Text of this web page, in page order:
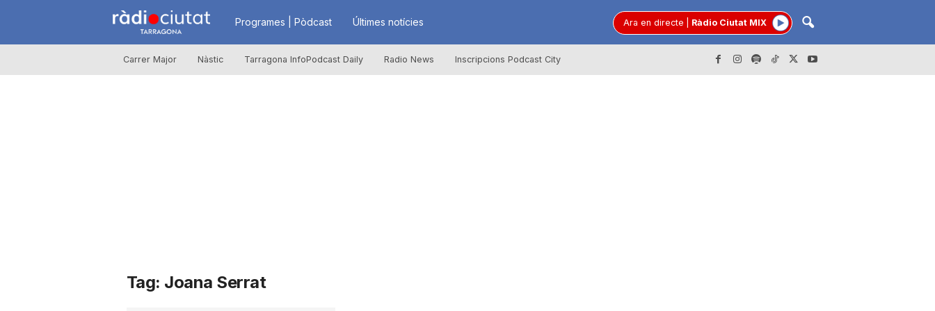
R
à
i
Programes | Pòdcast Últimes notícies Ara en directe Ràdio Ciutat MIX
Carrer Major Nàstic Tarragona InfoPodcast Daily Radio News Inscripcions Podcast City
Tag: Joana Serrat